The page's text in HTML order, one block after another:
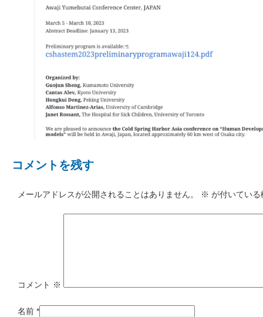
コメントを残す
メールアドレスが公開されることはありません。 ※ が付いてい
コメント ※
名前 *